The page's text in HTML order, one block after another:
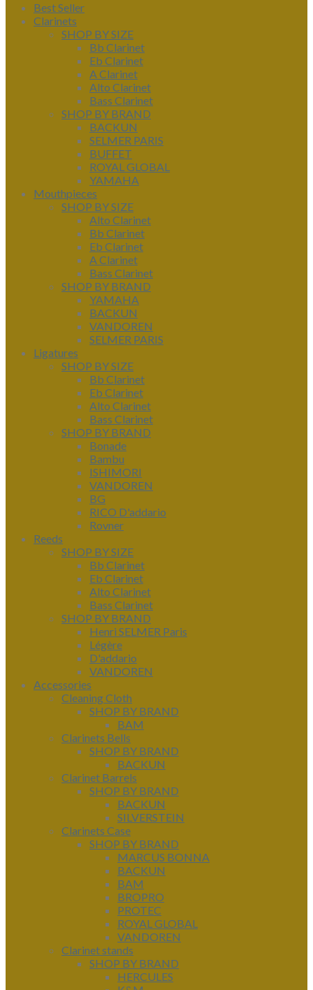
Best Seller
Clarinets
SHOP BY SIZE
Bb Clarinet
Eb Clarinet
A Clarinet
Alto Clarinet
Bass Clarinet
SHOP BY BRAND
BACKUN
SELMER PARIS
BUFFET
ROYAL GLOBAL
YAMAHA
Mouthpieces
SHOP BY SIZE
Alto Clarinet
Bb Clarinet
Eb Clarinet
A Clarinet
Bass Clarinet
SHOP BY BRAND
YAMAHA
BACKUN
VANDOREN
SELMER PARIS
Ligatures
SHOP BY SIZE
Bb Clarinet
Eb Clarinet
Alto Clarinet
Bass Clarinet
SHOP BY BRAND
Bonade
Bambu
ISHIMORI
VANDOREN
BG
RICO D'addario
Rovner
Reeds
SHOP BY SIZE
Bb Clarinet
Eb Clarinet
Alto Clarinet
Bass Clarinet
SHOP BY BRAND
Henri SELMER Paris
Légère
D'addario
VANDOREN
Accessories
Cleaning Cloth
SHOP BY BRAND
BAM
Clarinets Bells
SHOP BY BRAND
BACKUN
Clarinet Barrels
SHOP BY BRAND
BACKUN
SILVERSTEIN
Clarinets Case
SHOP BY BRAND
MARCUS BONNA
BACKUN
BAM
BROPRO
PROTEC
ROYAL GLOBAL
VANDOREN
Clarinet stands
SHOP BY BRAND
HERCULES